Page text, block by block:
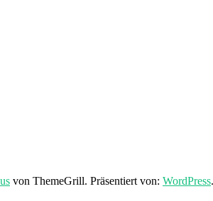
von ThemeGrill. Präsentiert von: WordPress.